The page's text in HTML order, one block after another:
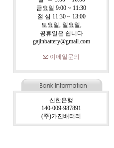
금요일 9:00 ~ 11:30
점 심 11:30 ~ 13:00
토요일, 일요일,
공휴일은 쉽니다
gajinbattery@gmail.com
이메일문의
신한은행
140-009-987891
(주)가진배터리